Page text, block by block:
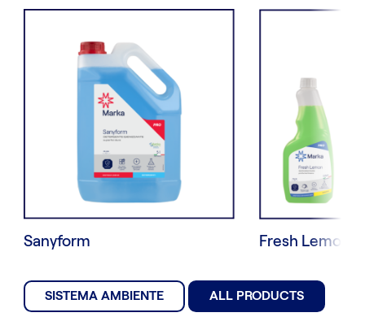
SISTEMA AMBIENTE ALL PRODUCTS
Sanyform Fresh Lemon